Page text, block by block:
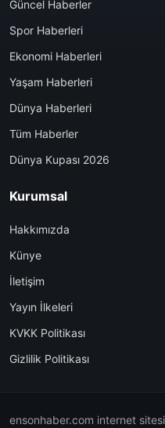
Güncel Haberler
Spor Haberleri
Ekonomi Haberleri
Yaşam Haberleri
Dünya Haberleri
Tüm Haberler
Dünya Kupası 2026
Kurumsal
Hakkımızda
Künye
İletişim
Yayın İlkeleri
KVKK Politikası
Gizlilik Politikası
ensonhaber.com internet